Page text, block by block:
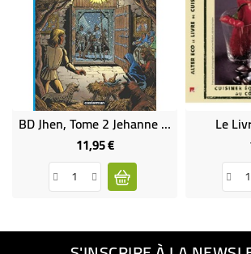
BD Jhen, Tome 2 Jehanne De France
11,95 €Prix
Le